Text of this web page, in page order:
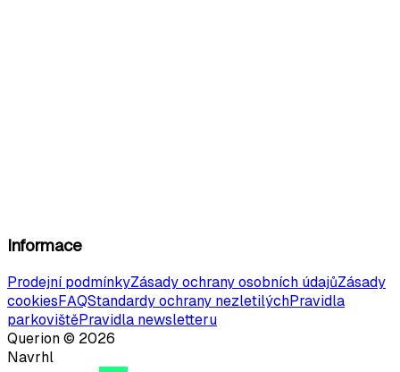
Informace
Prodejní podmínkyZásady ochrany osobních údajůZásady
cookiesFAQStandardy ochrany nezletilýchPravidla
parkovištěPravidla newsletteru
Querion © 2026
Navrhl